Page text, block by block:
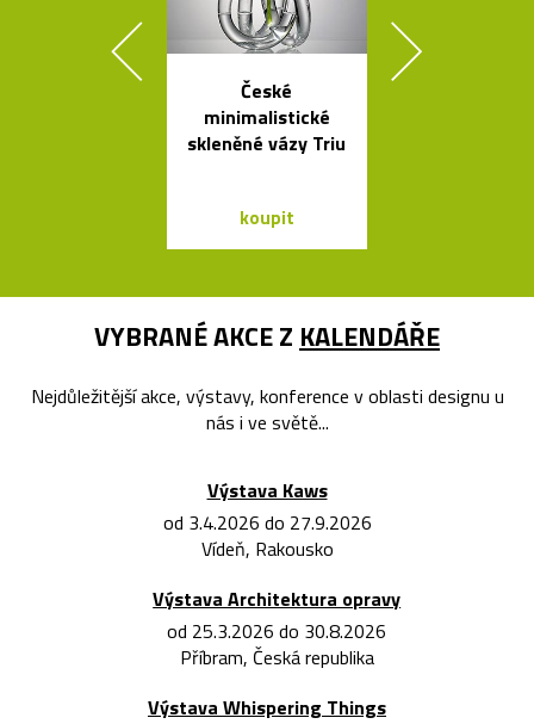
České
minimalistické
skleněné vázy Triu
koupit
VYBRANÉ AKCE Z KALENDÁŘE
Nejdůležitější akce, výstavy, konference v oblasti designu u
nás i ve světě...
Výstava Kaws
od 3.4.2026 do 27.9.2026
Vídeň, Rakousko
Výstava Architektura opravy
od 25.3.2026 do 30.8.2026
Příbram, Česká republika
Výstava Whispering Things